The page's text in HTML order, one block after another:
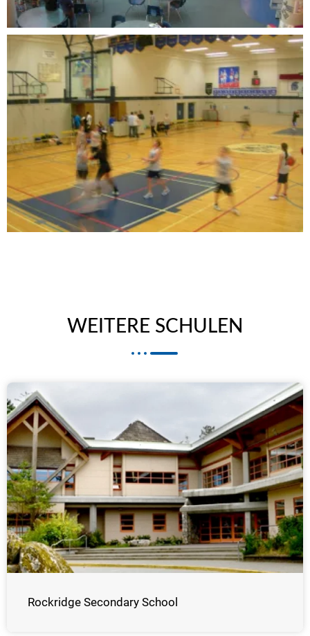
WEITERE SCHULEN
Rockridge Secondary School